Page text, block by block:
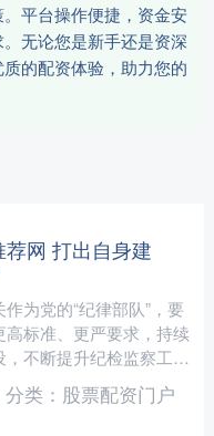
平台操作便捷，资金安
无论您是新手还是资深
的配资体验，助力您的
网 打出自身建
为党的“纪律部队”，要
高标准、更严要求，持续
，不断提升纪检监察工作
正规化水平，自觉践
求，以彻底....
分类： 股票配资门户